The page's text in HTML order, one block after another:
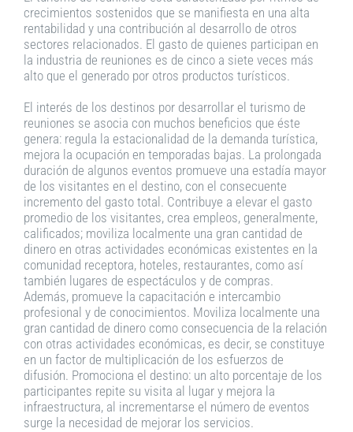
crecimientos sostenidos que se manifiesta en una alta
rentabilidad y una contribución al desarrollo de otros
sectores relacionados. El gasto de quienes participan en
la industria de reuniones es de cinco a siete veces más
alto que el generado por otros productos turísticos.
El interés de los destinos por desarrollar el turismo de
reuniones se asocia con muchos beneficios que éste
genera: regula la estacionalidad de la demanda turística,
mejora la ocupación en temporadas bajas. La prolongada
duración de algunos eventos promueve una estadía mayor
de los visitantes en el destino, con el consecuente
incremento del gasto total. Contribuye a elevar el gasto
promedio de los visitantes, crea empleos, generalmente,
calificados; moviliza localmente una gran cantidad de
dinero en otras actividades económicas existentes en la
comunidad receptora, hoteles, restaurantes, como así
también lugares de espectáculos y de compras.
Además, promueve la capacitación e intercambio
profesional y de conocimientos. Moviliza localmente una
gran cantidad de dinero como consecuencia de la relación
con otras actividades económicas, es decir, se constituye
en un factor de multiplicación de los esfuerzos de
difusión. Promociona el destino: un alto porcentaje de los
participantes repite su visita al lugar y mejora la
infraestructura, al incrementarse el número de eventos
surge la necesidad de mejorar los servicios.